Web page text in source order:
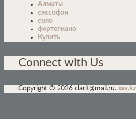
Алматы
саксофон
соло
фортепиано
Купить
Connect with Us
Copyright © 2026 clarit@mail.ru. sax.kz